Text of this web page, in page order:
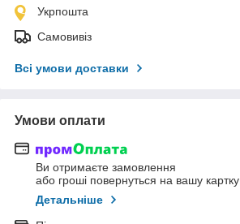
Укрпошта
Самовивіз
Всі умови доставки
Умови оплати
Ви отримаєте замовлення
або гроші повернуться на вашу картку
Детальніше